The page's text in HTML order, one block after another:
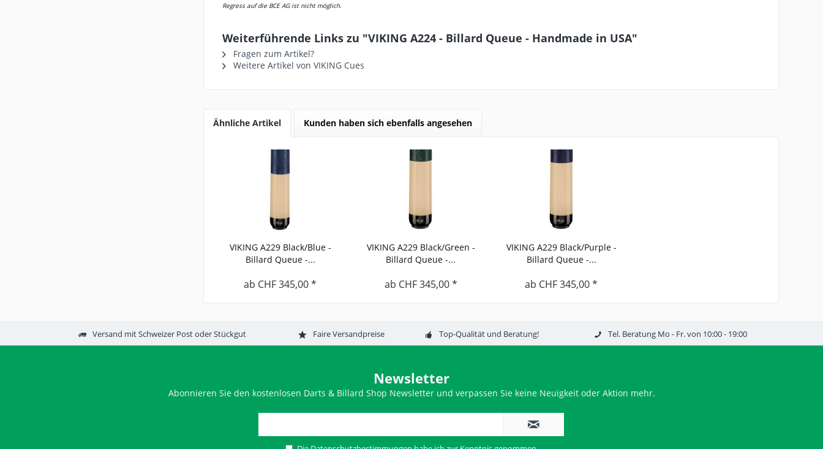
Regress auf die BCE AG ist nicht möglich.
Weiterführende Links zu "VIKING A224 - Billard Queue - Handmade in USA"
Fragen zum Artikel?
Weitere Artikel von VIKING Cues
Ähnliche Artikel Kunden haben sich ebenfalls angesehen
VIKING A229 Black/Blue -
Billard Queue -...
ab CHF 345,00 *
VIKING A229 Black/Green -
Billard Queue -...
ab CHF 345,00 *
VIKING A229 Black/Purple -
Billard Queue -...
ab CHF 345,00 *
Versand mit Schweizer Post oder Stückgut Faire Versandpreise Top-Qualität und Beratung! Tel. Beratung Mo - Fr. von 10:00 - 19:00
Newsletter
Abonnieren Sie den kostenlosen Darts & Billard Shop Newsletter und verpassen Sie keine Neuigkeit oder Aktion mehr.